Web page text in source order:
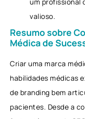
valioso.
Resumo sobre
Médica de
Criar uma marca
habilidades médicas
de branding bem
pacientes. Desde a